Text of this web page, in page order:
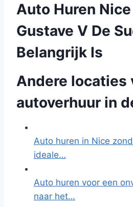
Auto Huren
Gustave V De
Belangrijk Is
Andere locaties
autoverhuur in
Auto huren in Nice
ideale…
Auto huren voor een
naar het…